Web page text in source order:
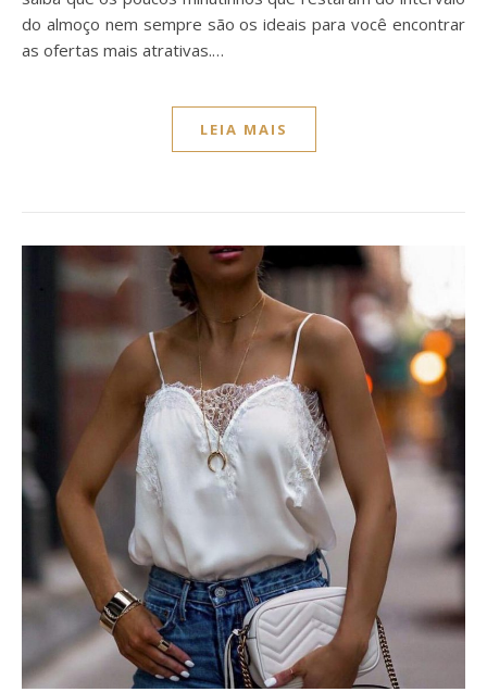
do almoço nem sempre são os ideais para você encontrar
as ofertas mais atrativas.…
LEIA MAIS